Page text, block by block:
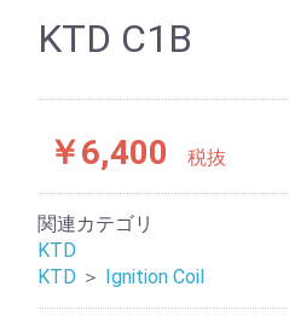
ネス ECU
PDM
CAN and Tuning
CAN Keypad/Button
LOOMS
MAPセンサー
温度センサー
イグニッション
インジェクション
CAN Lambda
チューニングツール
圧力センサー
電動スロットル
ブーストコントロー
EGT
アクセサリー・他
KTD C1B
￥6,400 税抜
関連カテゴリ
KTD
KTD ＞ Ignition Coil